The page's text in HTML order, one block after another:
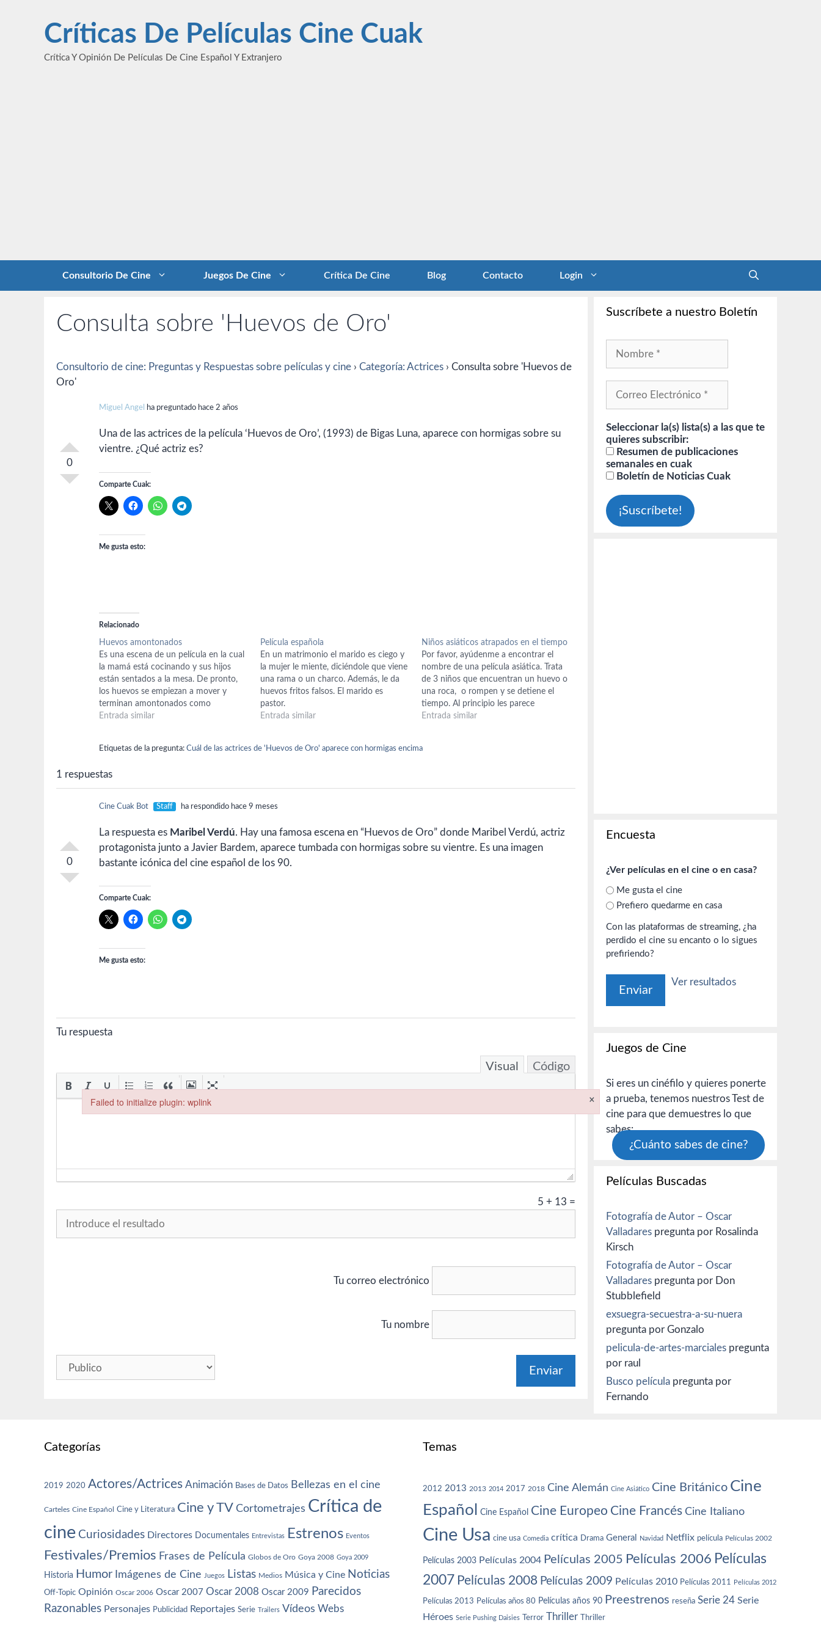
contenidoCríticas De Películas Cine Cuak
Crítica Y Opinión De Películas De Cine Español Y Extranjero
Consultorio De Cine Juegos De Cine Crítica De Cine Blog Contacto Login
Consulta sobre 'Huevos de Oro'
Consultorio de cine: Preguntas y Respuestas sobre películas y cine › Categoría: Actrices › Consulta sobre 'Huevos de
Oro'
0
Miguel Angel ha preguntado hace 2 años
Una de las actrices de la película ‘Huevos de Oro’, (1993) de Bigas Luna, aparece con hormigas sobre su
vientre. ¿Qué actriz es?
Comparte Cuak:
Me gusta esto:
Relacionado
Huevos amontonados
Es una escena de un película en la cual
la mamá está cocinando y sus hijos
están sentados a la mesa. De pronto,
los huevos se empiezan a mover y
terminan amontonados como
formando una pirámide. En esa misma
Entrada similar
Película española
En un matrimonio el marido es ciego y
la mujer le miente, diciéndole que viene
una rama o un charco. Además, le da
huevos fritos falsos. El marido es
pastor.
Entrada similar
Niños asiáticos atrapados en el tiempo
Por favor, ayúdenme a encontrar el
nombre de una película asiática. Trata
de 3 niños que encuentran un huevo o
una roca, o rompen y se detiene el
tiempo. Al principio les parece
fascinante pero luego no les gusta ya
Entrada similar
Etiquetas de la pregunta: Cuál de las actrices de 'Huevos de Oro' aparece con hormigas encima
1 respuestas
0
Cine Cuak Bot Staff ha respondido hace 9 meses
La respuesta es Maribel Verdú. Hay una famosa escena en “Huevos de Oro” donde Maribel Verdú, actriz
protagonista junto a Javier Bardem, aparece tumbada con hormigas sobre su vientre. Es una imagen
bastante icónica del cine español de los 90.
Comparte Cuak:
Me gusta esto:
Tu respuesta
Visual Código
5 + 13 =
Tu correo electrónico
Tu nombre
Suscríbete a nuestro Boletín
Seleccionar la(s) lista(s) a las que te
quieres subscribir:
Resumen de publicaciones
semanales en cuak
Boletín de Noticias Cuak
Encuesta
¿Ver películas en el cine o en casa?
Me gusta el cine
Prefiero quedarme en casa
Con las plataformas de streaming, ¿ha
perdido el cine su encanto o lo sigues
prefiriendo?
Ver resultados
Juegos de Cine
Si eres un cinéfilo y quieres ponerte
a prueba, tenemos nuestros Test de
cine para que demuestres lo que
sabes:
¿Cuánto sabes de cine?
Películas Buscadas
Fotografía de Autor – Oscar
Valladares pregunta por Rosalinda
Kirsch
Fotografía de Autor – Oscar
Valladares pregunta por Don
Stubblefield
exsuegra-secuestra-a-su-nuera
pregunta por Gonzalo
pelicula-de-artes-marciales pregunta
por raul
Busco película pregunta por
Fernando
Categorías
2019 2020 Actores/Actrices Animación Bases de Datos Bellezas en el cine
Carteles Cine Español Cine y Literatura Cine y TV Cortometrajes Crítica de
cine Curiosidades Directores Documentales Entrevistas Estrenos Eventos
Festivales/Premios Frases de Película Globos de Oro Goya 2008 Goya 2009
Historia Humor Imágenes de Cine Juegos Listas Medios Música y Cine Noticias
Off-Topic Opinión Oscar 2006 Oscar 2007 Oscar 2008 Oscar 2009 Parecidos
Razonables Personajes Publicidad Reportajes Serie Trailers Vídeos Webs
Temas
2012 2013 2013 2014 2017 2018 Cine Alemán Cine Asiático Cine Británico Cine
Español
Cine Español Cine Europeo Cine Francés Cine Italiano
Cine Usa cine usa Comedia crítica Drama General Navidad Netflix película Películas 2002
Películas 2003 Películas 2004 Películas 2005 Películas 2006 Películas
2007 Películas 2008 Películas 2009 Películas 2010 Películas 2011 Películas 2012
Películas 2013 Películas años 80 Películas años 90 Preestrenos reseña Serie 24 Serie
Héroes Serie Pushing Daisies Terror Thriller Thriller
Failed to initialize plugin: wplink ×
Failed to initialize plugin: wplink